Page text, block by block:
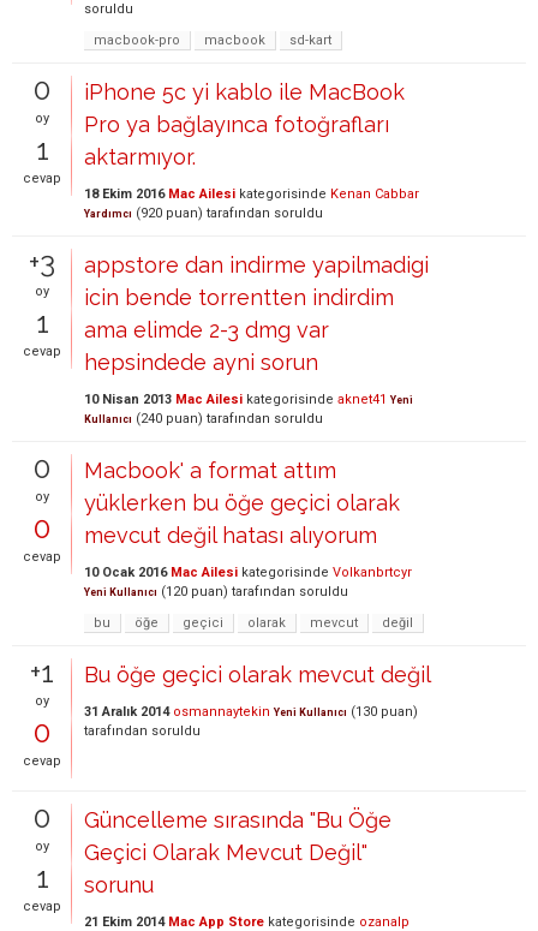
soruldu
macbook-pro
macbook sd-kart
0
oy
1
cevap
iPhone 5c yi kablo ile MacBook
Pro ya bağlayınca fotoğrafları
aktarmıyor.
18 Ekim 2016 Mac Ailesi kategorisinde Kenan Cabbar
Yardımcı (920 puan) tarafından soruldu
+3
oy
1
cevap
appstore dan indirme yapilmadigi
icin bende torrentten indirdim
ama elimde 2-3 dmg var
hepsindede ayni sorun
10 Nisan 2013 Mac Ailesi kategorisinde aknet41 Yeni
Kullanıcı (240 puan) tarafından soruldu
0
oy
0
cevap
Macbook' a format attım
yüklerken bu öğe geçici olarak
mevcut değil hatası alıyorum
10 Ocak 2016 Mac Ailesi kategorisinde Volkanbrtcyr
Yeni Kullanıcı (120 puan) tarafından soruldu
bu
öğe geçici olarak mevcut değil
+1
oy
0
cevap
Bu öğe geçici olarak mevcut değil
31 Aralık 2014 osmannaytekin Yeni Kullanıcı (130 puan)
tarafından soruldu
0
oy
1
cevap
Güncelleme sırasında "Bu Öğe
Geçici Olarak Mevcut Değil"
sorunu
21 Ekim 2014 Mac App Store kategorisinde ozanalp